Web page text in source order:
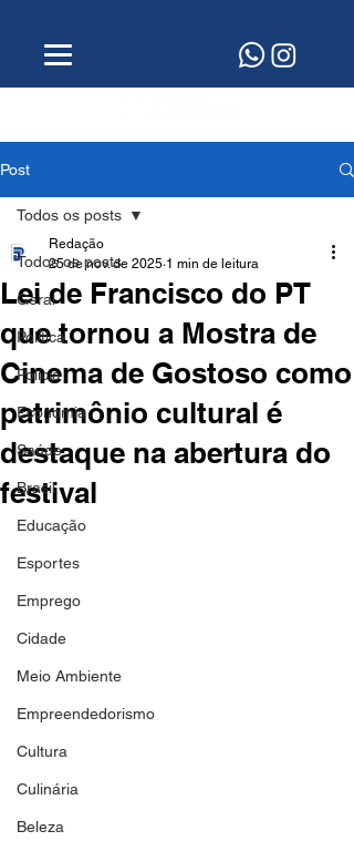
Post
Todos os posts
Geral
Política
Polícia
Economia
Saúde
Brasil
Educação
Esportes
Emprego
Cidade
Meio Ambiente
Empreendedorismo
Cultura
Culinária
Beleza
Todos os posts
Lei de Francisco do PT
que tornou a Mostra de
Cinema de Gostoso como
patrimônio cultural é
destaque na abertura do
festival
Redação
25 de nov. de 2025 1 min de leitura